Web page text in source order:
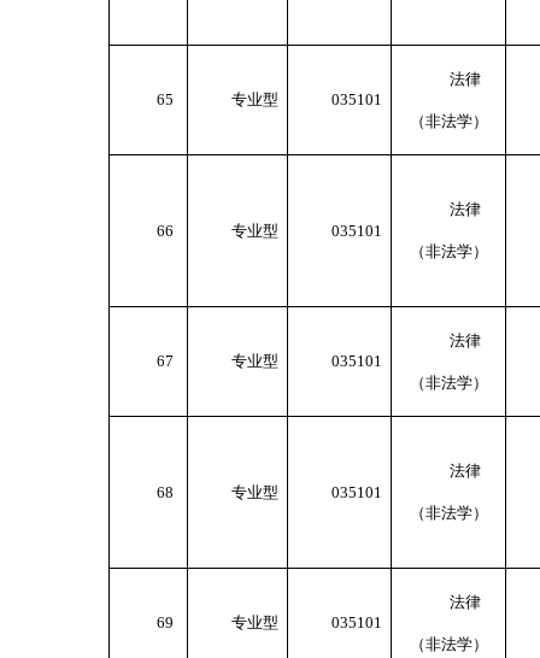
65 专业型 035101
法律
（非法学）
66 专业型 035101
法律
（非法学）
67 专业型 035101
法律
（非法学）
68 专业型 035101
法律
（非法学）
69 专业型 035101
法律
（非法学）